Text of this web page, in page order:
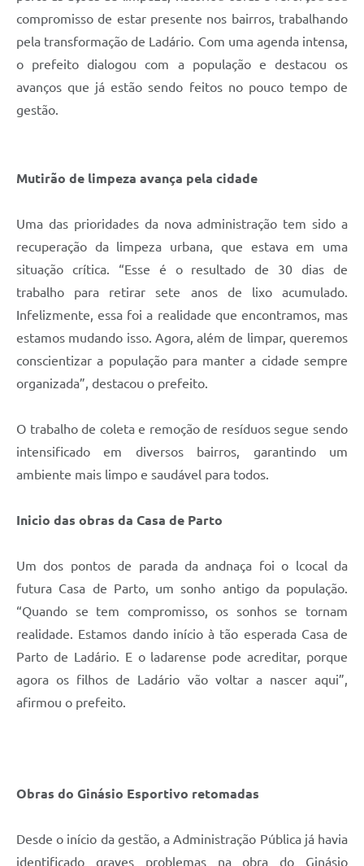
compromisso de estar presente nos bairros, trabalhando
pela transformação de Ladário. Com uma agenda intensa,
o prefeito dialogou com a população e destacou os
avanços que já estão sendo feitos no pouco tempo de
gestão.
Mutirão de limpeza avança pela cidade
Uma das prioridades da nova administração tem sido a
recuperação da limpeza urbana, que estava em uma
situação crítica. “Esse é o resultado de 30 dias de
trabalho para retirar sete anos de lixo acumulado.
Infelizmente, essa foi a realidade que encontramos, mas
estamos mudando isso. Agora, além de limpar, queremos
conscientizar a população para manter a cidade sempre
organizada”, destacou o prefeito.
O trabalho de coleta e remoção de resíduos segue sendo
intensificado em diversos bairros, garantindo um
ambiente mais limpo e saudável para todos.
Inicio das obras da Casa de Parto
Um dos pontos de parada da andnaça foi o lcocal da
futura Casa de Parto, um sonho antigo da população.
“Quando se tem compromisso, os sonhos se tornam
realidade. Estamos dando início à tão esperada Casa de
Parto de Ladário. E o ladarense pode acreditar, porque
agora os filhos de Ladário vão voltar a nascer aqui”,
afirmou o prefeito.
Obras do Ginásio Esportivo retomadas
Desde o início da gestão, a Administração Pública já havia
identificado graves problemas na obra do Ginásio